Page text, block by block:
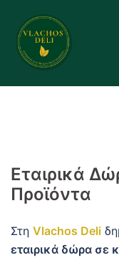
content
Εταιρικά
Προϊόντα
Στη Vlachos Deli
εταιρικά δώρα σε